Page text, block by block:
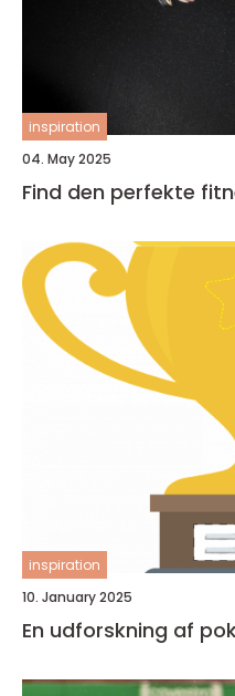
inspiration
04. May 2025
Find den perfekte
inspiration
10. January 2025
En udforskning af